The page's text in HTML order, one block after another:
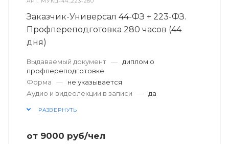
Заказчик-Универсал 44-ФЗ + 223-ФЗ.
Профпереподготовка 280 часов (44
дня)
Выдаваемый документ — диплом о
профпереподготовке
Форма
—
не указывается
Аудио и видеолекции в записи
— да
РАЗВЕРНУТЬ
от 9000 руб/чел